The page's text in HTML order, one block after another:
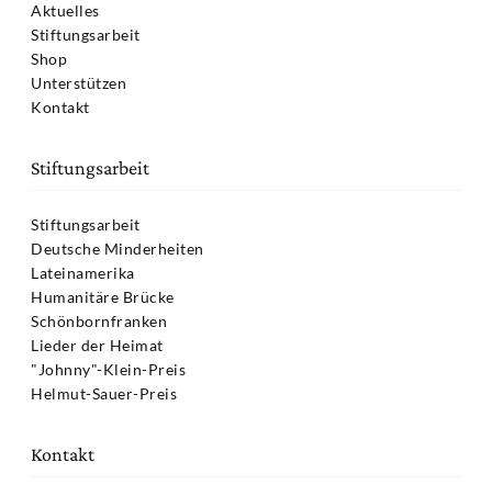
Aktuelles
Stiftungsarbeit
Shop
Unterstützen
Kontakt
Stiftungsarbeit
Stiftungsarbeit
Deutsche Minderheiten
Lateinamerika
Humanitäre Brücke
Schönbornfranken
Lieder der Heimat
"Johnny"-Klein-Preis
Helmut-Sauer-Preis
Kontakt